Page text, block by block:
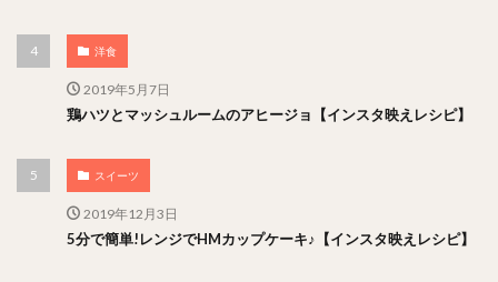
洋食
2019年5月7日
鶏ハツとマッシュルームのアヒージョ【インスタ映えレシピ】
スイーツ
2019年12月3日
5分で簡単!レンジでHMカップケーキ♪【インスタ映えレシピ】